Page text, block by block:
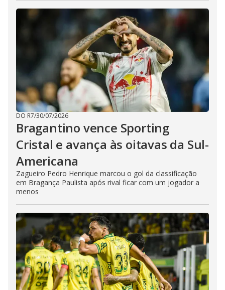
DO R7/30/07/2026
Bragantino vence Sporting
Cristal e avança às oitavas da Sul-
Americana
Zagueiro Pedro Henrique marcou o gol da classificação
em Bragança Paulista após rival ficar com um jogador a
menos